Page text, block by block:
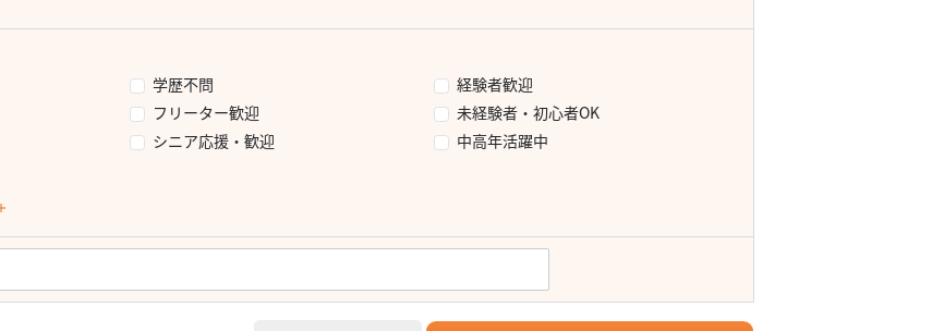
学歴不問
経験者歓迎
フリーター歓迎
未経験者・初心者OK
シニア応援・歓迎
中高年活躍中